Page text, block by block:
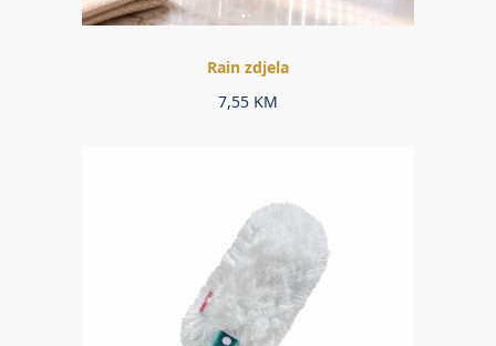
Rain zdjela
7,55 KM